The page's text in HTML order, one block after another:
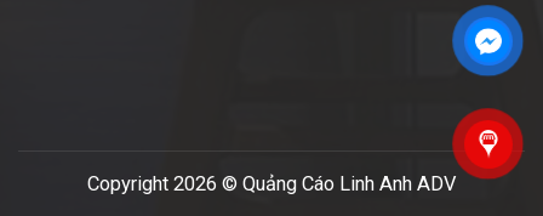
Copyright 2026 © Quảng Cáo Linh Anh ADV